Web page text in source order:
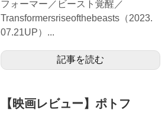
フォーマー／ビースト覚醒／
Transformersriseofthebeasts（2023.
07.21UP）...
記事を読む
【映画レビュー】ポトフ